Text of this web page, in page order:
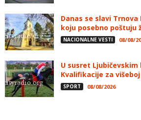
Danas se slavi
koju posebno poštuju
NACIONALNE VESTI 08/08/
U susret
Kvalifikacije za
SPORT 08/08/2026